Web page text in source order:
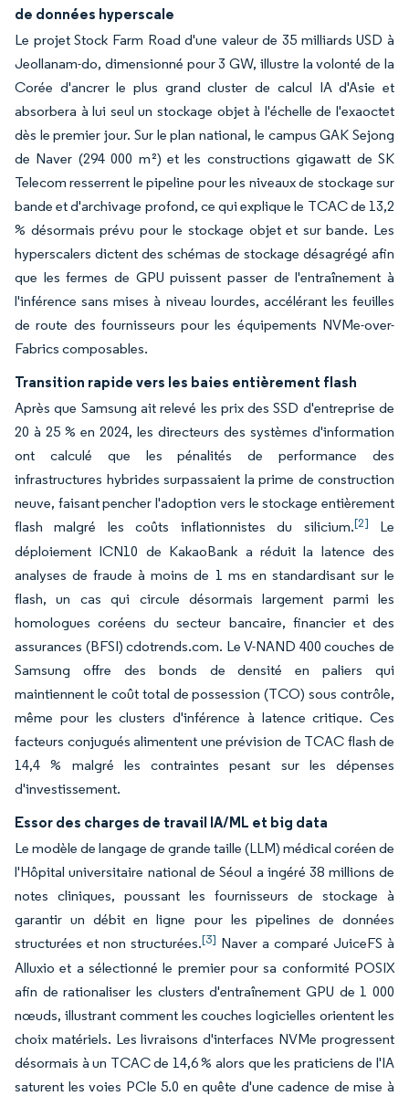
de données hyperscale
Le projet Stock Farm Road d'une valeur de 35 milliards USD à
Jeollanam-do, dimensionné pour 3 GW, illustre la volonté de la
Corée d'ancrer le plus grand cluster de calcul IA d'Asie et
absorbera à lui seul un stockage objet à l'échelle de l'exaoctet
dès le premier jour. Sur le plan national, le campus GAK Sejong
de Naver (294 000 m²) et les constructions gigawatt de SK
Telecom resserrent le pipeline pour les niveaux de stockage sur
bande et d'archivage profond, ce qui explique le TCAC de 13,2
% désormais prévu pour le stockage objet et sur bande. Les
hyperscalers dictent des schémas de stockage désagrégé afin
que les fermes de GPU puissent passer de l'entraînement à
l'inférence sans mises à niveau lourdes, accélérant les feuilles
de route des fournisseurs pour les équipements NVMe-over-
Fabrics composables.
Transition rapide vers les baies entièrement flash
Après que Samsung ait relevé les prix des SSD d'entreprise de
20 à 25 % en 2024, les directeurs des systèmes d'information
ont calculé que les pénalités de performance des
infrastructures hybrides surpassaient la prime de construction
neuve, faisant pencher l'adoption vers le stockage entièrement
flash malgré les coûts inflationnistes du silicium.[2] Le
déploiement ICN10 de KakaoBank a réduit la latence des
analyses de fraude à moins de 1 ms en standardisant sur le
flash, un cas qui circule désormais largement parmi les
homologues coréens du secteur bancaire, financier et des
assurances (BFSI) cdotrends.com. Le V-NAND 400 couches de
Samsung offre des bonds de densité en paliers qui
maintiennent le coût total de possession (TCO) sous contrôle,
même pour les clusters d'inférence à latence critique. Ces
facteurs conjugués alimentent une prévision de TCAC flash de
14,4 % malgré les contraintes pesant sur les dépenses
d'investissement.
Essor des charges de travail IA/ML et big data
Le modèle de langage de grande taille (LLM) médical coréen de
l'Hôpital universitaire national de Séoul a ingéré 38 millions de
notes cliniques, poussant les fournisseurs de stockage à
garantir un débit en ligne pour les pipelines de données
structurées et non structurées.[3] Naver a comparé JuiceFS à
Alluxio et a sélectionné le premier pour sa conformité POSIX
afin de rationaliser les clusters d'entraînement GPU de 1 000
nœuds, illustrant comment les couches logicielles orientent les
choix matériels. Les livraisons d'interfaces NVMe progressent
désormais à un TCAC de 14,6 % alors que les praticiens de l'IA
saturent les voies PCIe 5.0 en quête d'une cadence de mise à